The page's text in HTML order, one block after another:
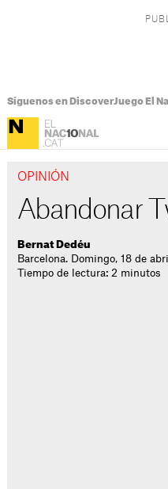
Síguenos en DiscoverJuego El
OPINIÓN
Abandonar
Bernat Dedéu
Barcelona. Domingo, 18 de
Tiempo de lectura: 2 minutos